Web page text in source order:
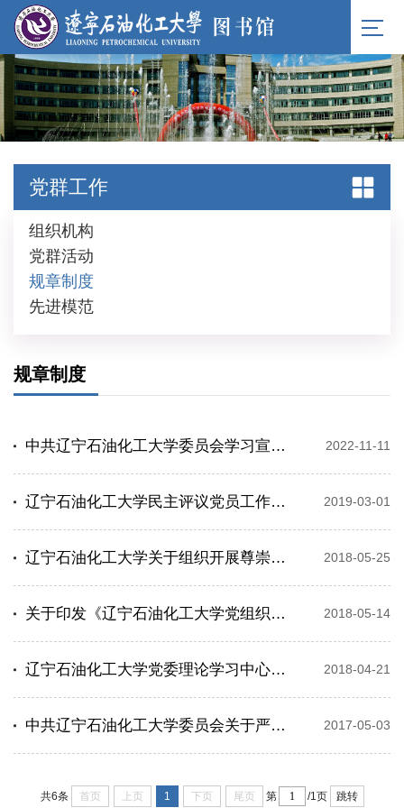
党群工作
组织机构
党群活动
规章制度
先进模范
规章制度
中共辽宁石油化工大学委员会学习宣传贯彻党的二十大精神实施方案 2022-11-11
辽宁石油化工大学民主评议党员工作实施办法 2019-03-01
辽宁石油化工大学关于组织开展尊崇宪法 学习宪法 遵守宪法 维护宪法 运用宪法 主题宣传教育活动的通知 2018-05-25
关于印发《辽宁石油化工大学党组织履行全面从严治党主体责任实施细则(试行)》的通知 2018-05-14
辽宁石油化工大学党委理论学习中心组学习实施细则 2018-04-21
中共辽宁石油化工大学委员会关于严格党支部 “ 三会一课 ” 制度的实施细则 2017-05-03
共6条 首页 上页 1 下页 尾页 第 /1页 跳转